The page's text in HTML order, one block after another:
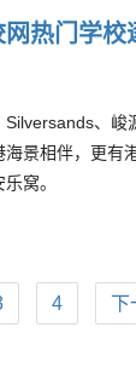
热门学校
、峻
景相伴，更有
窝。
4 下